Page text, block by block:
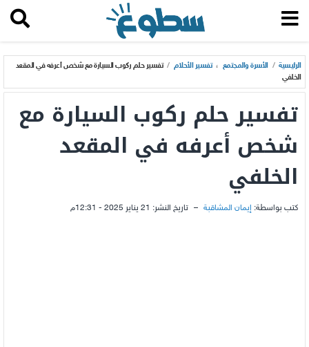
الرئيسية / الأسرة والمجتمع ، تفسير الأحلام / تفسير حلم ركوب السيارة مع شخص أعرفه في المقعد
الخلفي
تفسير حلم ركوب السيارة مع
شخص أعرفه في المقعد
الخلفي
كتب بواسطة: إيمان المشاقبة – تاريخ النشر: 21 يناير 2025 - 12:31م